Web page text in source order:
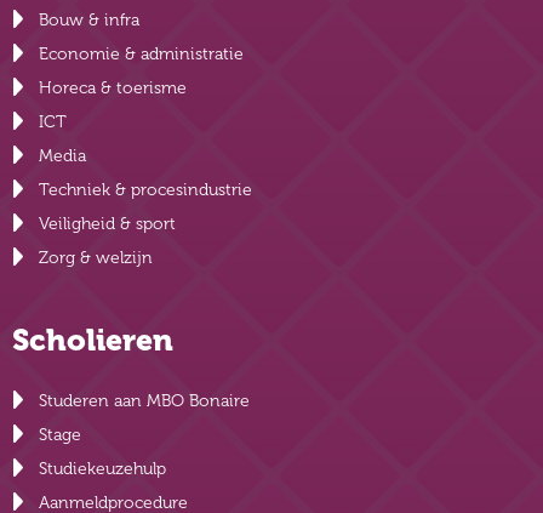
Bouw & infra
Economie & administratie
Horeca & toerisme
ICT
Media
Techniek & procesindustrie
Veiligheid & sport
Zorg & welzijn
Scholieren
Studeren aan MBO Bonaire
Stage
Studiekeuzehulp
Aanmeldprocedure